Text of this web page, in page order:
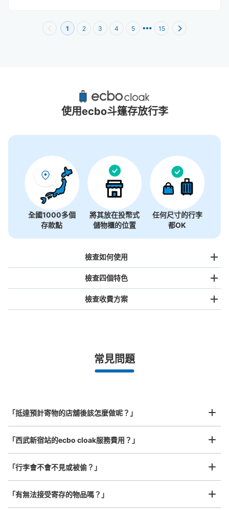
1 2 3 4 5 15
西武新宿站附近推薦的寄物櫃
38個投幣式置物櫃
500円加算されて24時間の最大料金が小は900円・中は
1200円・大は1500円
使用ecbo斗篷存放行李
全國1000多個
存款點
將其放在投幣式
儲物櫃的位置
任何尺寸的行李
都OK
檢查如何使用
事先用手機預約
指定的日期和時間
工作人員拍完行李照片後
檢查四個特色
全國有1,000家以上合作店鋪
我們與許多地點方便的車站內店舖以及24小時營業的店鋪合作。
檢查收費方案
最長邊未滿45cm的行李（小型背包、手提包、手提行李
¥800/日
常見問題
「抵達預計寄物的店舖後該怎麼做呢？」
「西武新宿站的ecbo cloak服務費用？」
「行李會不會不見或被偷？」
「有無法接受寄存的物品嗎？」